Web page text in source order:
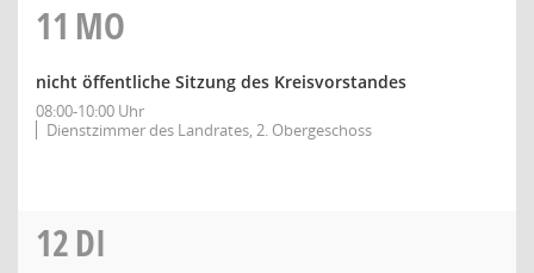
11 MO
nicht öffentliche Sitzung des Kreisvorstandes
08:00-10:00 Uhr
Dienstzimmer des Landrates, 2. Obergeschoss
12DI